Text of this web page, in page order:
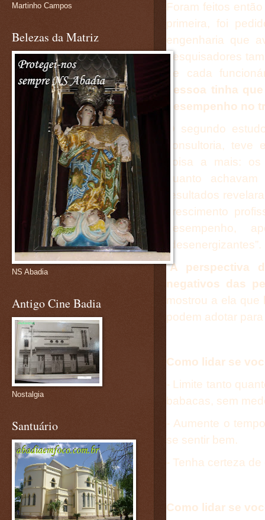
Foram feitos
primeira, foi
engenharia que
pesquisadores
de cada
pessoa tinha
desempenho no
O segundo
consultoria, teve
coisa a mais:
quanto
resultados
crescimento
desempenho,
“desenergizantes”.
“A perspectiva
negativos das
mostrou a ela que
podem adotar
Como lidar se
- Limite tanto
babacas, sem
- Aumente o
se sentir bem.
- Tenha certeza
Como lidar se
Martinho Campos
Belezas da Matriz
NS Abadia
Antigo Cine Badia
Nostalgia
Santuário